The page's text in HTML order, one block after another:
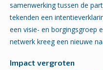
samenwerking tussen de
tekenden een
een visie- en borgingsgroep
netwerk kreeg een nieuwe
Impact vergroten